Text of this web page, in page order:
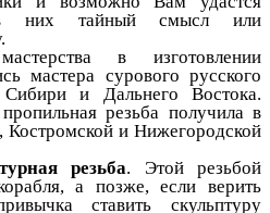
в них тайный смысл или
в изготовлении
мастера сурового русского
и Дальнего Востока.
резьба получила в
Костромской и Нижегородской
резьба. Этой резьбой
а позже, если верить
ставить скульптуру